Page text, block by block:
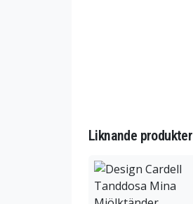
Liknande produkter